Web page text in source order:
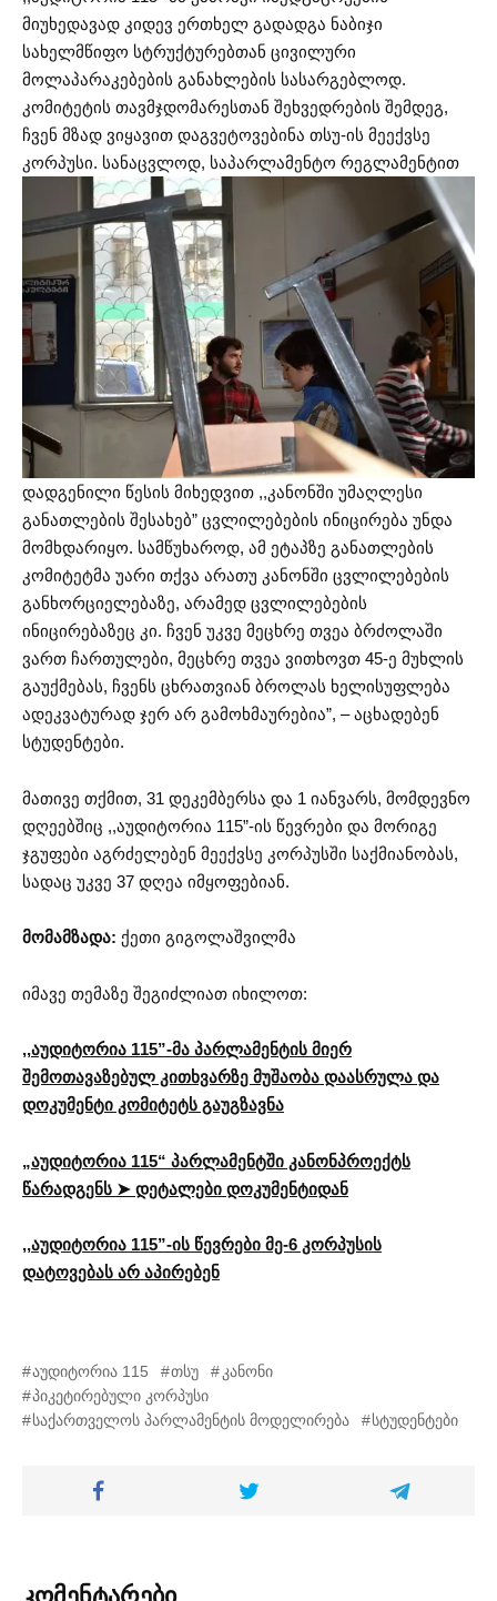
მიუხედავად კიდევ ერთხელ გადადგა ნაბიჯი
სახელმწიფო სტრუქტურებთან ცივილური
მოლაპარაკებების განახლების სასარგებლოდ.
კომიტეტის თავმჯდომარესთან შეხვედრების შემდეგ,
ჩვენ მზად ვიყავით დაგვეტოვებინა თსუ-ის მეექვსე
კორპუსი. სანაცვლოდ, საპარლამენტო რეგლამენტით
დადგენილი წესის მიხედვით ,,კანონში უმაღლესი
განათლების შესახებ” ცვლილებების ინიცირება უნდა
მომხდარიყო. სამწუხაროდ, ამ ეტაპზე განათლების
კომიტეტმა უარი თქვა არათუ კანონში ცვლილებების
განხორციელებაზე, არამედ ცვლილებების
ინიცირებაზეც კი. ჩვენ უკვე მეცხრე თვეა ბრძოლაში
ვართ ჩართულები, მეცხრე თვეა ვითხოვთ 45-ე მუხლის
გაუქმებას, ჩვენს ცხრათვიან ბროლას ხელისუფლება
ადეკვატურად ჯერ არ გამოხმაურებია”, – აცხადებენ
სტუდენტები.
მათივე თქმით, 31 დეკემბერსა და 1 იანვარს, მომდევნო
დღეებშიც ,,აუდიტორია 115”-ის წევრები და მორიგე
ჯგუფები აგრძელებენ მეექვსე კორპუსში საქმიანობას,
სადაც უკვე 37 დღეა იმყოფებიან.
მომამზადა: ქეთი გიგოლაშვილმა
იმავე თემაზე შეგიძლიათ იხილოთ:
,,აუდიტორია 115”-მა პარლამენტის მიერ
შემოთავაზებულ კითხვარზე მუშაობა დაასრულა და
დოკუმენტი კომიტეტს გაუგზავნა
„აუდიტორია 115“ პარლამენტში კანონპროექტს
წარადგენს ➤ დეტალები დოკუმენტიდან
,,აუდიტორია 115”-ის წევრები მე-6 კორპუსის
დატოვებას არ აპირებენ
აუდიტორია 115 თსუ
კანონი
პიკეტირებული კორპუსი
საქართველოს პარლამენტის მოდელირება
სტუდენტები